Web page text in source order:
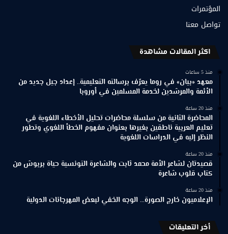
المؤتمرات
تواصل معنا
اكثر المقالات مشاهدة
منذ 5 ساعات
معهد «بيان» في روما يعرّف برسالته التعليمية.. إعداد جيل جديد من
الأئمة والمرشدين لخدمة المسلمين في أوروبا
منذ 20 ساعة
المحاضرة الثانية من سلسلة محاضرات تحليل الأخطاء اللغوية في
تعليم العربية ناطقين بغيرها بعنوان مفهوم الخطأ اللغوي وتطور
النظر إليه في الدراسات اللغوية
منذ 20 ساعة
قصيدتان لشاعر الأمة محمد ثابت والشاعرة التونسية حياة بربوش من
كتاب قلوب شاعرة
منذ 20 ساعة
الإعلاميون خارج الصورة… الوجه الخفي لبعض المهرجانات الدولية
أخر التعليقات